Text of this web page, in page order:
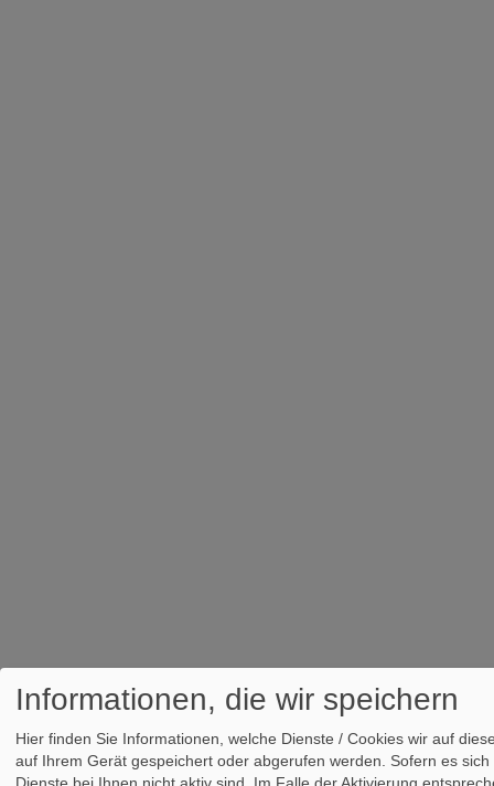
In der Region - für die Region
Informationen, die wir speichern
Hier finden Sie Informationen, welche Dienste / Cookies wir auf
auf Ihrem Gerät gespeichert oder abgerufen werden. Sofern es